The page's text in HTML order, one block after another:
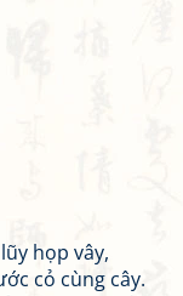
họp vây,
cỏ cùng cây.